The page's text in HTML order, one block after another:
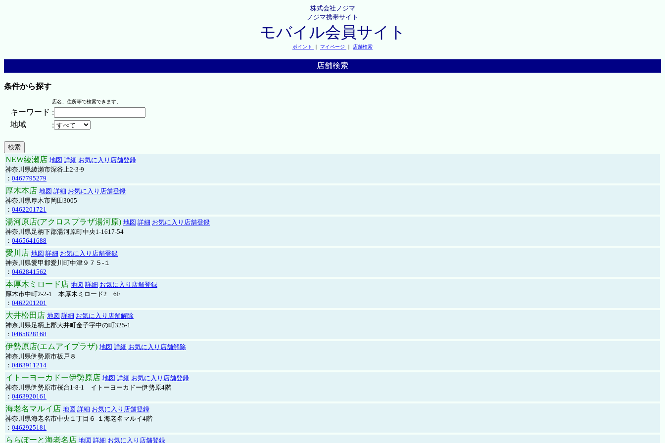
株式会社ノジマ
ノジマ携帯サイト
モバイル会員サイト
ポイント ｜ マイページ ｜ 店舗検索
店舗検索
条件から探す
店名、住所等で検索できます。
キーワード :
地域
:
NEW綾瀬店 地図 詳細 お気に入り店舗登録
神奈川県綾瀬市深谷上2-3-9
： 0467795279
厚木本店 地図 詳細 お気に入り店舗登録
神奈川県厚木市岡田3005
： 0462201721
湯河原店(アクロスプラザ湯河原) 地図 詳細 お気に入り店舗登録
神奈川県足柄下郡湯河原町中央1-1617-54
： 0465641688
愛川店 地図 詳細 お気に入り店舗登録
神奈川県愛甲郡愛川町中津９７５-１
： 0462841562
本厚木ミロード店 地図 詳細 お気に入り店舗登録
厚木市中町2-2-1 本厚木ミロード2 6F
： 0462201201
大井松田店 地図 詳細 お気に入り店舗解除
神奈川県足柄上郡大井町金子字中の町325-1
： 0465828168
伊勢原店(エムアイプラザ) 地図 詳細 お気に入り店舗解除
神奈川県伊勢原市板戸８
： 0463911214
イトーヨーカドー伊勢原店 地図 詳細 お気に入り店舗登録
神奈川県伊勢原市桜台1-8-1 イトーヨーカドー伊勢原4階
： 0463920161
海老名マルイ店 地図 詳細 お気に入り店舗登録
神奈川県海老名市中央１丁目６-１海老名マルイ4階
： 0462925181
ららぽーと海老名店 地図 詳細 お気に入り店舗登録